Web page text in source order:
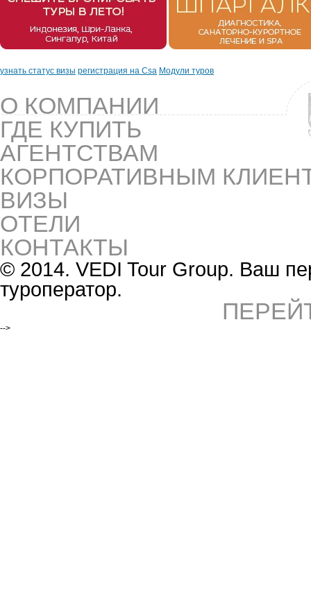
узнать статус визы регистрация на Csa Модули туров
О КОМПАНИИ
ГДЕ КУПИТЬ
АГЕНТСТВАМ
КОРПОРАТИВНЫМ
ВИЗЫ
ОТЕЛИ
КОНТАКТЫ
© 2014. VEDI Tour Group. Ваш
туроператор.
-->